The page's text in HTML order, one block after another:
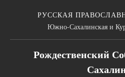
РУССКАЯ
Южно-Сахалинская и
Рождественский